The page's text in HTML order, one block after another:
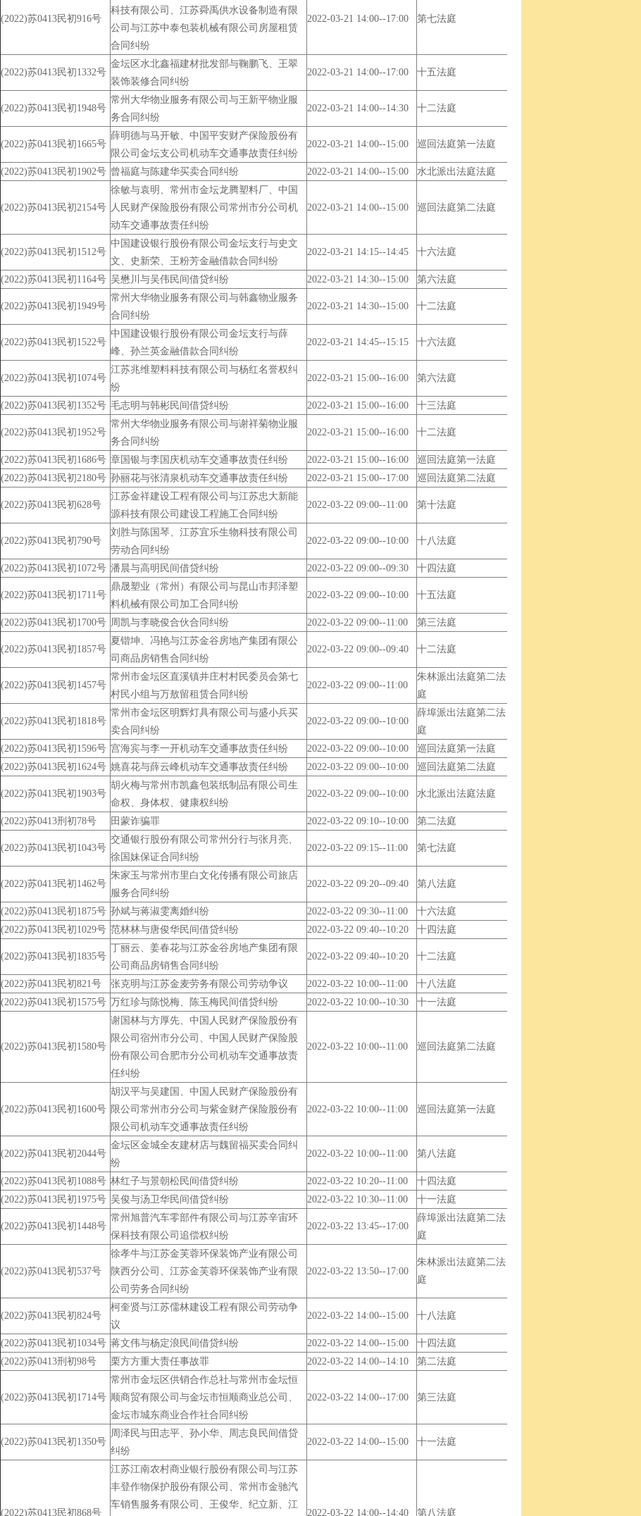
(2022)苏0413民初916号
科技有限公司、江苏舜禹供水设备制造有限
公司与江苏中泰包装机械有限公司房屋租赁
合同纠纷
2022-03-21 14:00--17:00 第七法庭
(2022)苏0413民初1332号
金坛区水北鑫福建材批发部与鞠鹏飞、王翠
装饰装修合同纠纷
2022-03-21 14:00--17:00 十五法庭
(2022)苏0413民初1948号
常州大华物业服务有限公司与王新平物业服
务合同纠纷
2022-03-21 14:00--14:30 十二法庭
(2022)苏0413民初1665号
薛明德与马开敏、中国平安财产保险股份有
限公司金坛支公司机动车交通事故责任纠纷
2022-03-21 14:00--15:00 巡回法庭第一法庭
(2022)苏0413民初1902号 曾福庭与陈建华买卖合同纠纷 2022-03-21 14:00--15:00 水北派出法庭法庭
(2022)苏0413民初2154号
徐敏与袁明、常州市金坛龙腾塑料厂、中国
人民财产保险股份有限公司常州市分公司机
动车交通事故责任纠纷
2022-03-21 14:00--15:00 巡回法庭第二法庭
(2022)苏0413民初1512号
中国建设银行股份有限公司金坛支行与史文
文、史新荣、王粉芳金融借款合同纠纷
2022-03-21 14:15--14:45 十六法庭
(2022)苏0413民初1164号 吴懋川与吴伟民间借贷纠纷 2022-03-21 14:30--15:00 第六法庭
(2022)苏0413民初1949号
常州大华物业服务有限公司与韩鑫物业服务
合同纠纷
2022-03-21 14:30--15:00 十二法庭
(2022)苏0413民初1522号
中国建设银行股份有限公司金坛支行与薛
峰、孙兰英金融借款合同纠纷
2022-03-21 14:45--15:15 十六法庭
(2022)苏0413民初1074号
江苏兆维塑料科技有限公司与杨红名誉权纠
纷
2022-03-21 15:00--16:00 第六法庭
(2022)苏0413民初1352号 毛志明与韩彬民间借贷纠纷 2022-03-21 15:00--16:00 十三法庭
(2022)苏0413民初1952号
常州大华物业服务有限公司与谢祥菊物业服
务合同纠纷
2022-03-21 15:00--16:00 十二法庭
(2022)苏0413民初1686号 章国银与李国庆机动车交通事故责任纠纷 2022-03-21 15:00--16:00
巡回法庭第一法庭
(2022)苏0413民初2180号 孙丽花与张清泉机动车交通事故责任纠纷 2022-03-21 15:00--17:00 巡回法庭第二法庭
(2022)苏0413民初628号
江苏金祥建设工程有限公司与江苏忠大新能
源科技有限公司建设工程施工合同纠纷
2022-03-22 09:00--11:00 第十法庭
(2022)苏0413民初790号
刘胜与陈国琴、江苏宜乐生物科技有限公司
劳动合同纠纷
2022-03-22 09:00--10:00 十八法庭
(2022)苏0413民初1072号 潘晨与高明民间借贷纠纷 2022-03-22 09:00--09:30 十四法庭
(2022)苏0413民初1711号
鼎晟塑业（常州）有限公司与昆山市邦泽塑
料机械有限公司加工合同纠纷
2022-03-22 09:00--10:00 十五法庭
(2022)苏0413民初1700号 周凯与李晓俊合伙合同纠纷 2022-03-22 09:00--11:00 第三法庭
(2022)苏0413民初1857号
夏锴坤、冯艳与江苏金谷房地产集团有限公
司商品房销售合同纠纷
2022-03-22 09:00--09:40 十二法庭
(2022)苏0413民初1457号
常州市金坛区直溪镇井庄村村民委员会第七
村民小组与万敖留租赁合同纠纷
2022-03-22 09:00--11:00
朱林派出法庭第二法
庭
(2022)苏0413民初1818号
常州市金坛区明辉灯具有限公司与盛小兵买
卖合同纠纷
2022-03-22 09:00--10:00
薛埠派出法庭第二法
庭
(2022)苏0413民初1596号 宫海宾与李一开机动车交通事故责任纠纷 2022-03-22 09:00--10:00
巡回法庭第一法庭
(2022)苏0413民初1624号 姚喜花与薛云峰机动车交通事故责任纠纷 2022-03-22 09:00--10:00 巡回法庭第二法庭
(2022)苏0413民初1903号
胡火梅与常州市凯鑫包装纸制品有限公司生
命权、身体权、健康权纠纷
2022-03-22 09:00--10:00 水北派出法庭法庭
(2022)苏0413刑初78号 田蒙诈骗罪 2022-03-22 09:10--10:00 第二法庭
(2022)苏0413民初1043号
交通银行股份有限公司常州分行与张月亮、
徐国妹保证合同纠纷
2022-03-22 09:15--11:00 第七法庭
(2022)苏0413民初1462号
朱家玉与常州市里白文化传播有限公司旅店
服务合同纠纷
2022-03-22 09:20--09:40 第八法庭
(2022)苏0413民初1875号 孙斌与蒋淑雯离婚纠纷 2022-03-22 09:30--11:00
十六法庭
(2022)苏0413民初1029号 范林林与唐俊华民间借贷纠纷 2022-03-22 09:40--10:20 十四法庭
(2022)苏0413民初1835号
丁丽云、姜春花与江苏金谷房地产集团有限
公司商品房销售合同纠纷
2022-03-22 09:40--10:20 十二法庭
(2022)苏0413民初821号 张克明与江苏金麦劳务有限公司劳动争议 2022-03-22 10:00--11:00
十八法庭
(2022)苏0413民初1575号 万红珍与陈悦梅、陈玉梅民间借贷纠纷 2022-03-22 10:00--10:30 十一法庭
(2022)苏0413民初1580号
谢国林与方厚先、中国人民财产保险股份有
限公司宿州市分公司、中国人民财产保险股
份有限公司合肥市分公司机动车交通事故责
任纠纷
2022-03-22 10:00--11:00 巡回法庭第二法庭
(2022)苏0413民初1600号
胡汉平与吴建国、中国人民财产保险股份有
限公司常州市分公司与紫金财产保险股份有
限公司机动车交通事故责任纠纷
2022-03-22 10:00--11:00 巡回法庭第一法庭
(2022)苏0413民初2044号
金坛区金城全友建材店与魏留福买卖合同纠
纷
2022-03-22 10:00--11:00 第八法庭
(2022)苏0413民初1088号 林红子与景朝松民间借贷纠纷 2022-03-22 10:20--11:00
十四法庭
(2022)苏0413民初1975号 吴俊与汤卫华民间借贷纠纷 2022-03-22 10:30--11:00 十一法庭
(2022)苏0413民初1448号
常州旭普汽车零部件有限公司与江苏辛宙环
保科技有限公司追偿权纠纷
2022-03-22 13:45--17:00
薛埠派出法庭第二法
庭
(2022)苏0413民初537号
徐孝牛与江苏金芙蓉环保装饰产业有限公司
陕西分公司、江苏金芙蓉环保装饰产业有限
公司劳务合同纠纷
2022-03-22 13:50--17:00
朱林派出法庭第二法
庭
(2022)苏0413民初824号
柯奎贤与江苏儒林建设工程有限公司劳动争
议
2022-03-22 14:00--15:00 十八法庭
(2022)苏0413民初1034号 蒋文伟与杨定浪民间借贷纠纷 2022-03-22 14:00--15:00
十四法庭
(2022)苏0413刑初98号
栗方方重大责任事故罪 2022-03-22 14:00--14:10 第二法庭
(2022)苏0413民初1714号
常州市金坛区供销合作总社与常州市金坛恒
顺商贸有限公司与金坛市恒顺商业总公司、
金坛市城东商业合作社合同纠纷
2022-03-22 14:00--17:00 第三法庭
(2022)苏0413民初1350号
周泽民与田志平、孙小华、周志良民间借贷
纠纷
2022-03-22 14:00--15:00 十一法庭
(2022)苏0413民初868号
江苏江南农村商业银行股份有限公司与江苏
丰登作物保护股份有限公司、常州市金驰汽
车销售服务有限公司、王俊华、纪立新、江
2022-03-22 14:00--14:40
第八法庭